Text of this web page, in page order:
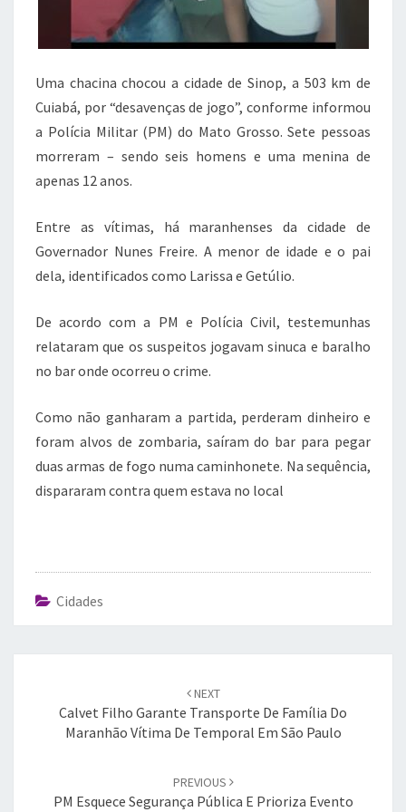
Uma chacina chocou a cidade de Sinop, a 503 km de
Cuiabá, por “desavenças de jogo”, conforme informou
a Polícia Militar (PM) do Mato Grosso. Sete pessoas
morreram – sendo seis homens e uma menina de
apenas 12 anos.
Entre as vítimas, há maranhenses da cidade de
Governador Nunes Freire. A menor de idade e o pai
dela, identificados como Larissa e Getúlio.
De acordo com a PM e Polícia Civil, testemunhas
relataram que os suspeitos jogavam sinuca e baralho
no bar onde ocorreu o crime.
Como não ganharam a partida, perderam dinheiro e
foram alvos de zombaria, saíram do bar para pegar
duas armas de fogo numa caminhonete. Na sequência,
dispararam contra quem estava no local
Cidades
NEXT
Calvet Filho Garante Transporte De Família Do
Maranhão Vítima De Temporal Em São Paulo
PREVIOUS
PM Esquece Segurança Pública E Prioriza Evento